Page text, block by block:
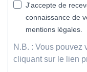
J'accepte de
connaissance de
mentions légales.
N.B. : Vous pouvez
cliquant sur le lien